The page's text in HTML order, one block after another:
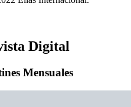
Digital
Mensuales